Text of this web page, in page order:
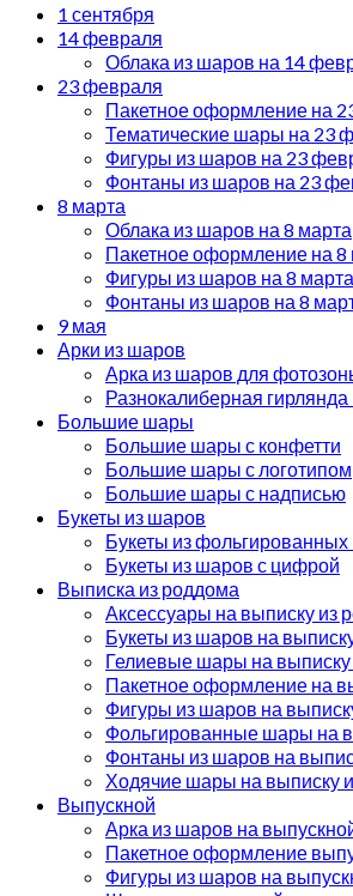
1 сентября
14 февраля
Облака из шаров на 14
23 февраля
Пакетное оформление на
Тематические шары на 23
Фигуры из шаров на 23
Фонтаны из шаров на 23
8 марта
Облака из шаров на 8 марта
Пакетное оформление на 8
Фигуры из шаров на 8 марта
Фонтаны из шаров на 8
9 мая
Арки из шаров
Арка из шаров для
Разнокалиберная
Большие шары
Большие шары с конфетти
Большие шары с логотипом
Большие шары с надписью
Букеты из шаров
Букеты из
Букеты из шаров с цифрой
Выписка из роддома
Аксессуары на выписку из
Букеты из шаров на
Гелиевые шары на выписку
Пакетное оформление на
Фигуры из шаров на
Фольгированные шары на
Фонтаны из шаров на
Ходячие шары на выписку
Выпускной
Арка из шаров на
Пакетное оформление
Фигуры из шаров на